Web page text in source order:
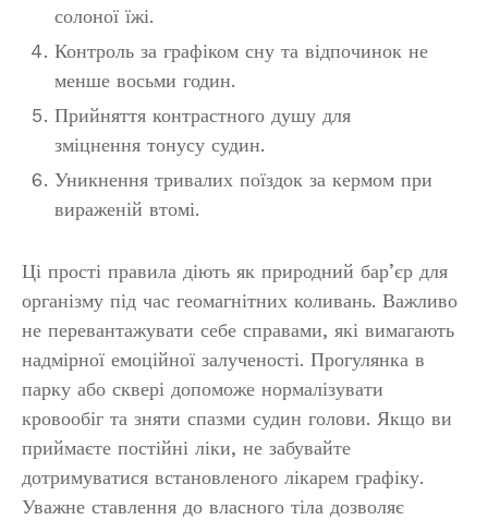
солоної їжі.
Контроль за графіком сну та відпочинок не
менше восьми годин.
Прийняття контрастного душу для
зміцнення тонусу судин.
Уникнення тривалих поїздок за кермом при
вираженій втомі.
Ці прості правила діють як природний бар’єр для
організму під час геомагнітних коливань. Важливо
не перевантажувати себе справами, які вимагають
надмірної емоційної залученості. Прогулянка в
парку або сквері допоможе нормалізувати
кровообіг та зняти спазми судин голови. Якщо ви
приймаєте постійні ліки, не забувайте
дотримуватися встановленого лікарем графіку.
Уважне ставлення до власного тіла дозволяє